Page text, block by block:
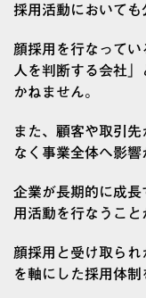
採用活動においても
顔採用を行なって
人を判断する会社
かねません。
また、顧客や取引
なく事業全体へ影響
企業が長期的に成
用活動を行なうこと
顔採用と受け取ら
を軸にした採用体制